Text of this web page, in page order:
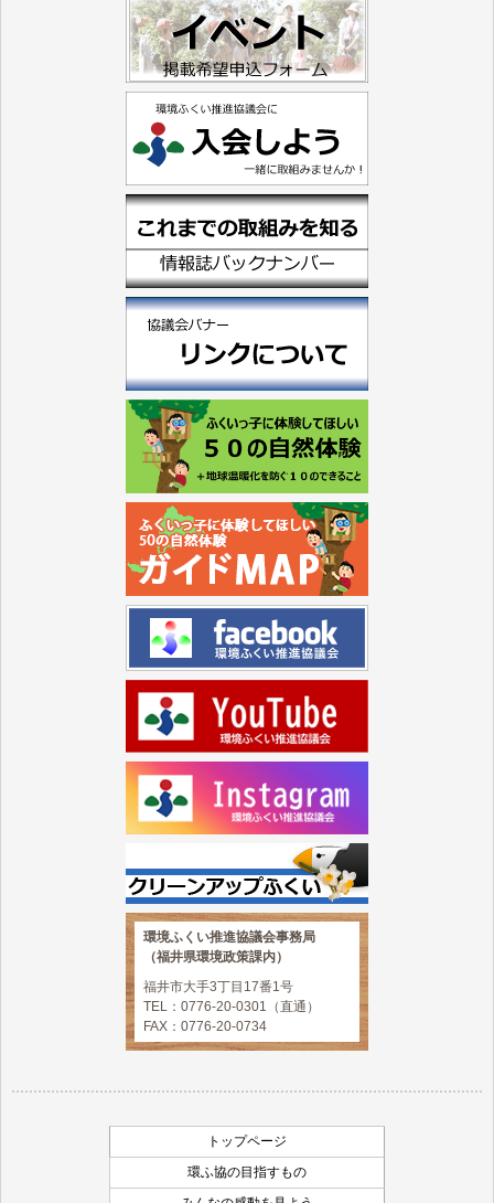
環境ふくい推進協議会事務局
（福井県環境政策課内）
福井市大手3丁目17番1号
TEL：0776-20-0301（直通）
FAX：0776-20-0734
トップページ
環ふ協の目指すもの